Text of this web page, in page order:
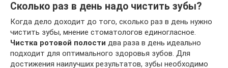
Сколько раз в день надо чистить зубы?
Когда дело доходит до того, сколько раз в день нужно
чистить зубы, мнение стоматологов единогласное.
Чистка ротовой полости два раза в день идеально
подходит для оптимального здоровья зубов. Для
достижения наилучших результатов, зубы необходимо